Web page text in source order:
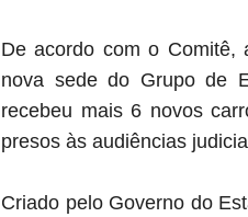
De acordo com o Comitê,
nova sede do Grupo de
recebeu mais 6 novos
presos às audiências
Criado pelo Governo do